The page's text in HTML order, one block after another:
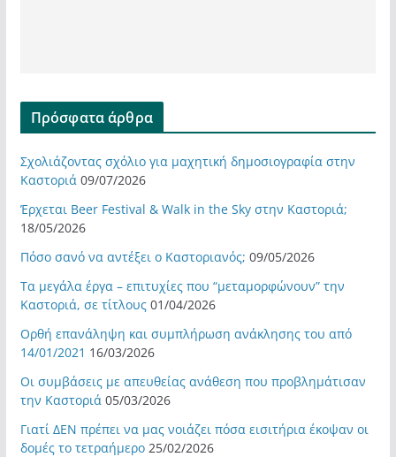
Πρόσφατα άρθρα
Σχολιάζοντας σχόλιο για μαχητική δημοσιογραφία στην
Καστοριά 09/07/2026
Έρχεται Beer Festival & Walk in the Sky στην Καστοριά;
18/05/2026
Πόσο σανό να αντέξει ο Καστοριανός; 09/05/2026
Τα μεγάλα έργα – επιτυχίες που “μεταμορφώνουν” την
Καστοριά, σε τίτλους 01/04/2026
Ορθή επανάληψη και συμπλήρωση ανάκλησης του από
14/01/2021 16/03/2026
Οι συμβάσεις με απευθείας ανάθεση που προβλημάτισαν
την Καστοριά 05/03/2026
Γιατί ΔΕΝ πρέπει να μας νοιάζει πόσα εισιτήρια έκοψαν οι
δομές το τετραήμερο 25/02/2026